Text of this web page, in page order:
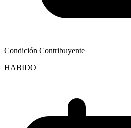
Condición Contribuyente
HABIDO